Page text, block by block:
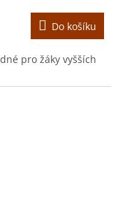
Do košíku
pro žáky vyšších